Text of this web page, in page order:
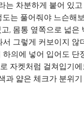
는 차분하게 붙어 있고
도는 풀어줘야 느슨해
, 몸통 옆쪽으로 넓은
서 그렇게 커보이지 않
하의에 넣어 입어도 단
자켓처럼 걸쳐입기
과 얇은 체크가 분위